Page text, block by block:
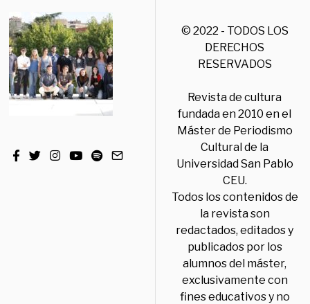
© 2022 - TODOS LOS
DERECHOS
RESERVADOS
Revista de cultura
fundada en 2010 en el
Máster de Periodismo
Cultural de la
Universidad San Pablo
CEU.
Todos los contenidos de
la revista son
redactados, editados y
publicados por los
alumnos del máster,
exclusivamente con
fines educativos y no